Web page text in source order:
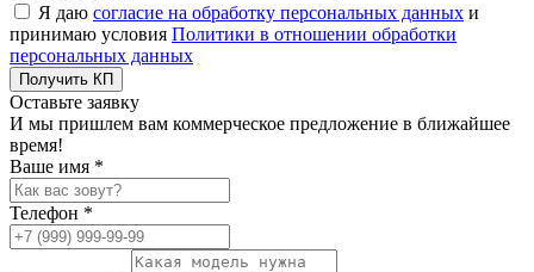
Я даю согласие на обработку персональных данных и
принимаю условия Политики в отношении обработки
персональных данных
Получить КП
Оставьте заявку
И мы пришлем вам коммерческое предложение в ближайшее
время!
Ваше имя *
Телефон *